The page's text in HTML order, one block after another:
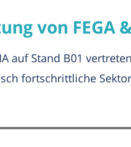
von FEGA
auf Stand B01
fortschrittliche